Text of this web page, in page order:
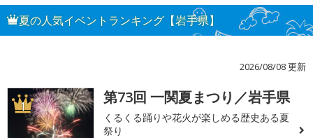
夏の人気イベントランキング【岩手県】
2026/08/08 更新
1 第73回 一関夏まつり／岩手県
くるくる踊りや花火が楽しめる歴史ある夏
祭り